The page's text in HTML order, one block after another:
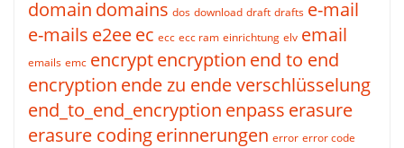
domain domains dos download draft drafts e-mail
e-mails e2eeec ecc ecc ram einrichtung elv email
emails emc encryptencryption end to end
encryption ende zu ende verschlüsselung
end_to_end_encryption enpass erasure
erasure codingerinnerungen error error code